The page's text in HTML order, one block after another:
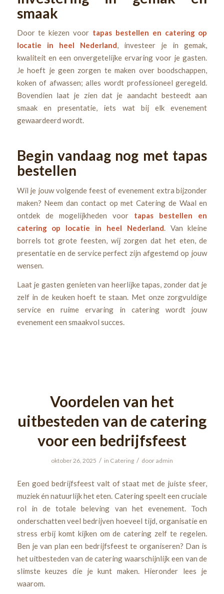
smaak
Door te kiezen voor tapas bestellen en catering op
locatie in heel Nederland, investeer je in gemak,
kwaliteit en een onvergetelijke ervaring voor je gasten.
Je hoeft je geen zorgen te maken over boodschappen,
koken of afwassen; alles wordt professioneel geregeld.
Bovendien laat je zien dat je aandacht besteedt aan
smaak en presentatie, iets wat bij elk evenement
gewaardeerd wordt.
Begin vandaag nog met tapas
bestellen
Wil je jouw volgende feest of evenement extra bijzonder
maken? Neem dan contact op met Catering de Waal en
ontdek de mogelijkheden voor tapas bestellen en
catering op locatie in heel Nederland. Van kleine
borrels tot grote feesten, wij zorgen dat het eten, de
presentatie en de service perfect zijn afgestemd op jouw
wensen.
Laat je gasten genieten van heerlijke tapas, zonder dat je
zelf in de keuken hoeft te staan. Met onze zorgvuldige
service en ruime ervaring in catering wordt jouw
evenement een smaakvol succes.
Voordelen van het
uitbesteden van de catering
voor een bedrijfsfeest
oktober 26, 2025 / in Catering / door admin
Een goed bedrijfsfeest valt of staat met de juiste sfeer,
muziek én natuurlijk het eten. Catering speelt een cruciale
rol in de totale beleving van het evenement. Toch
onderschatten veel bedrijven hoeveel tijd, organisatie en
stress erbij komt kijken om de catering zelf te regelen.
Ben je van plan een bedrijfsfeest te organiseren? Dan is
het uitbesteden van de catering waarschijnlijk een van de
slimste keuzes die je kunt maken. Hieronder lees je
waarom.